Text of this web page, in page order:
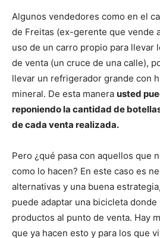
Algunos vendedores como en el
de Freitas (ex-gerente que vende
uso de un carro propio para llevar
de venta (un cruce de una calle),
llevar un refrigerador grande con
mineral. De esta manera usted
reponiendo la cantidad de
de cada venta realizada.
Pero ¿qué pasa con aquellos que
como lo hacen? En este caso es
alternativas y una buena
puede adaptar una bicicleta
productos al punto de venta. Hay
que ya hacen esto y para los que